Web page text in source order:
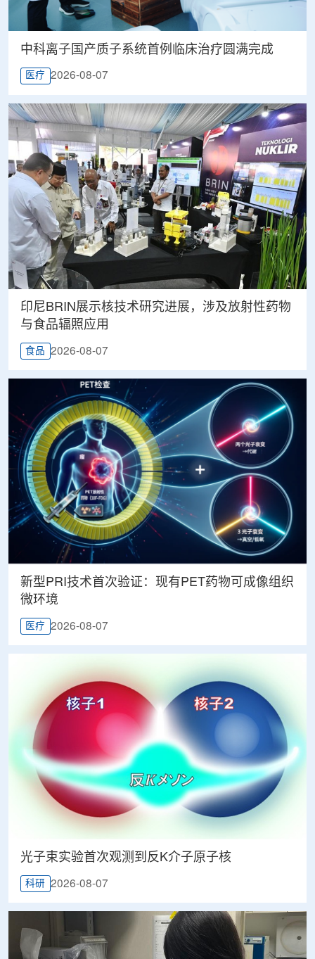
中科离子国产质子系统首例临床治疗圆满完成
医疗 2026-08-07
印尼BRIN展示核技术研究进展，涉及放射性药物
与食品辐照应用
食品 2026-08-07
新型PRI技术首次验证：现有PET药物可成像组织
微环境
医疗 2026-08-07
光子束实验首次观测到反K介子原子核
科研 2026-08-07